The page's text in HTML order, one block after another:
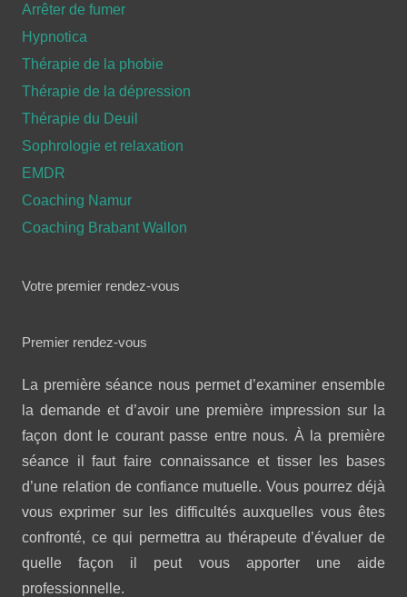
Arrêter de fumer
Hypnotica
Thérapie de la phobie
Thérapie de la dépression
Thérapie du Deuil
Sophrologie et relaxation
EMDR
Coaching Namur
Coaching Brabant Wallon
Votre premier rendez-vous
Premier rendez-vous
La première séance nous permet d’examiner ensemble
la demande et d’avoir une première impression sur la
façon dont le courant passe entre nous. À la première
séance il faut faire connaissance et tisser les bases
d’une relation de confiance mutuelle. Vous pourrez déjà
vous exprimer sur les difficultés auxquelles vous êtes
confronté, ce qui permettra au thérapeute d’évaluer de
quelle façon il peut vous apporter une aide
professionnelle.